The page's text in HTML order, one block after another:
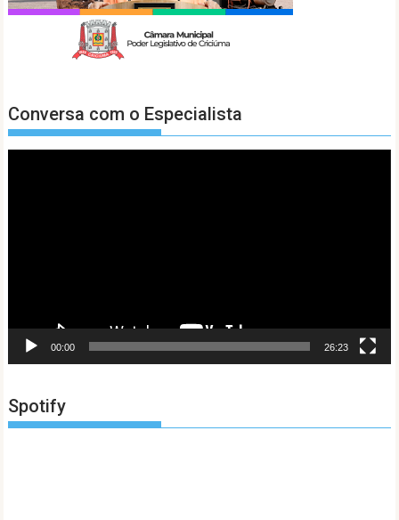
Conversa com o Especialista
00:00 26:23
Spotify